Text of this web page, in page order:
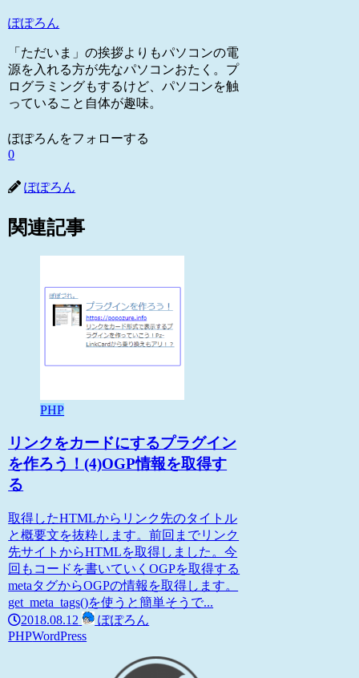
ぽぽろん
「ただいま」の挨拶よりもパソコンの電
源を入れる方が先なパソコンおたく。プ
ログラミングもするけど、パソコンを触
っていること自体が趣味。
ぽぽろんをフォローする
0
ぽぽろん
関連記事
PHP
リンクをカードにするプラグイン
を作ろう！(4)OGP情報を取得す
る
取得したHTMLからリンク先のタイトル
と概要文を抜粋します。前回までリンク
先サイトからHTMLを取得しました。今
回もコードを書いていくOGPを取得する
metaタグからOGPの情報を取得します。
get_meta_tags()を使うと簡単そうで...
2018.08.12
ぽぽろん
PHPWordPress